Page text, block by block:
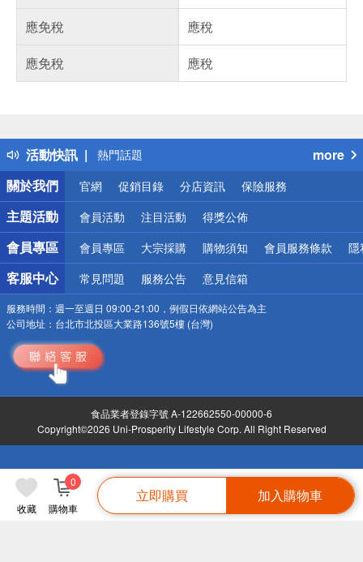
收藏 購物車
0
立即購買 加入購物車
應免稅
應稅
應免稅
應稅
活動快訊
得獎公告
熱門話題
銀行優惠
偏遠地區配送
詐騙網頁！請小心！
more
關於我們
官網 促銷目錄 分店資訊 保險服務
主題活動 會員活動 注目活動 得獎公佈
會員專區 會員專區 大宗採購 購物須知 會員服務條款 隱
客服中心 常見問題 服務公告 意見信箱
服務時間： 週一至週日 09:00-21:00，例假日依網站公告為主
公司地址： 台北市北投區大業路136號5樓 (台灣)
食品業者登錄字號 A-122662550-00000-6
Copyright©2026 Uni-Prosperity Lifestyle Corp. All Right Reserved